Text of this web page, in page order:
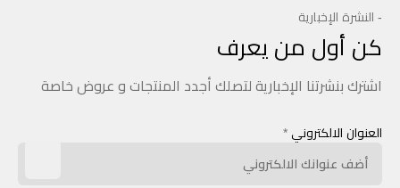
- النشرة الإخبارية
كن أول من يعرف
اشترك بنشرتنا الإخبارية لتصلك أجدد المنتجات و عروض خاصة
العنوان الالكتروني *